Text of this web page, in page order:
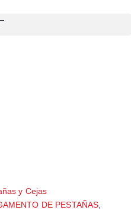
y Cejas
DE PESTAÑAS